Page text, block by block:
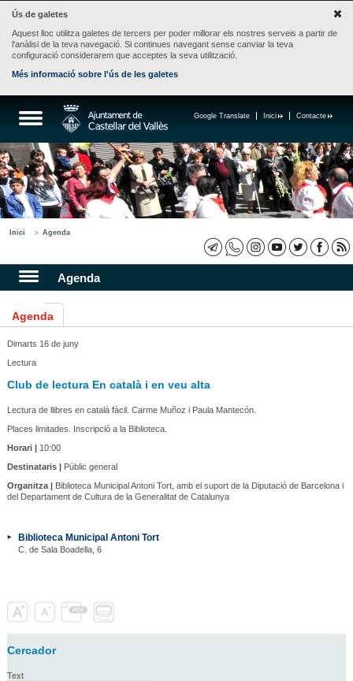
Ús de galetes
Aquest lloc utilitza galetes de tercers per poder millorar els nostres serveis a partir de
l'anàlisi de la teva navegació. Si continues navegant sense canviar la teva
configuració considerarem que acceptes la seva utilització.
Més informació sobre l'ús de les galetes
Contacte
Inici
Google Translate
Inici Agenda
Agenda
Agenda
Dimarts 16 de juny
Lectura
Club de lectura En català i en veu alta
Lectura de llibres en català fàcil. Carme Muñoz i Paula Mantecón.
Places limitades. Inscripció a la Biblioteca.
Horari |10:00
Destinataris |Públic general
Organitza |Biblioteca Municipal Antoni Tort, amb el suport de la Diputació de Barcelona i
del Departament de Cultura de la Generalitat de Catalunya
Biblioteca Municipal Antoni Tort
C. de Sala Boadella, 6
Cercador
Text